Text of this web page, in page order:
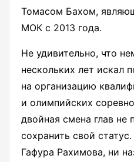
Томасом Бахом,
МОК с 2013 года.
Не удивительно, что
нескольких лет искал
на организацию
и олимпийских
двойная смена глав не
сохранить свой
Гафура Рахимова, ни